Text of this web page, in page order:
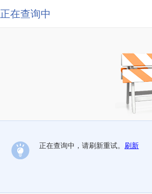
正在查询中
正在查询中，请刷新重试。 刷新